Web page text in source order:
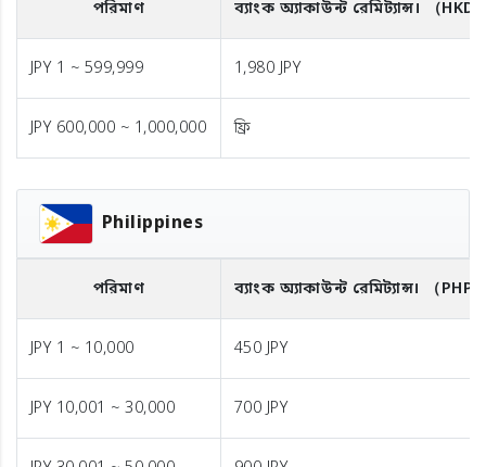
পরিমাণ ব্যাংক অ্যাকাউন্ট রেমিট্যান্স। （
JPY 1 ~ 599,999 1,980 JPY
JPY 600,000 ~ 1,000,000 ফ্রি
Philippines
পরিমাণ ব্যাংক অ্যাকাউন্ট রেমিট্যান্স। （PHP
JPY 1 ~ 10,000 450 JPY
JPY 10,001 ~ 30,000 700 JPY